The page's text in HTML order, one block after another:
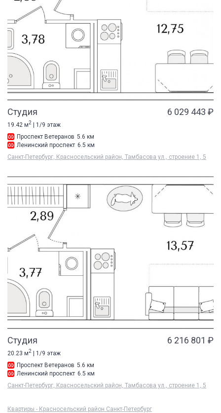
Студия 6 029 443 ₽
19.42 м2
| 1/9 этаж
Проспект Ветеранов 5.6 км
Ленинский проспект 6.5 км
Санкт-Петербург, Красносельский район, Тамбасова ул., строение 1, 5
Студия 6 216 801 ₽
20.23 м2 | 1/9 этаж
Проспект Ветеранов 5.6 км
Ленинский проспект 6.5 км
Санкт-Петербург, Красносельский район, Тамбасова ул., строение 1, 5
Квартиры - Красносельский район Санкт-Петербург